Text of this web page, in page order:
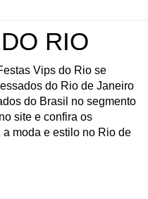
RIO
Vips do Rio se
do Rio de Janeiro
do Brasil no segmento
site e confira os
moda e estilo no Rio de